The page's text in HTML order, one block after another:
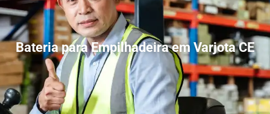
Bateria para Empilhadeira em Varjota CE